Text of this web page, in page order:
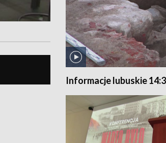
Informacje lubuskie